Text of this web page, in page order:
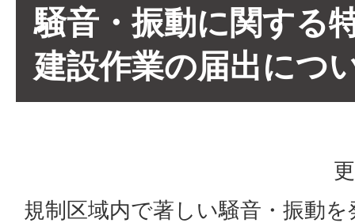
騒音・振動に関する
建設作業の届出につ
規制区域内で著しい騒音・振動